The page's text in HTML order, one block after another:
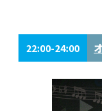
22:00-24:00